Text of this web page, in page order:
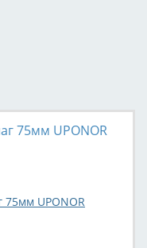
75мм UPONOR